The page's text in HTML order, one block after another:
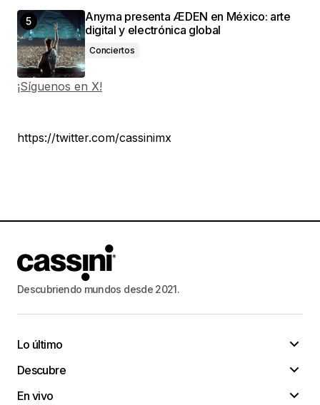
Anyma presenta ÆDEN en México: arte
digital y electrónica global
Conciertos
¡Síguenos en X!
https://twitter.com/cassinimx
Descubriendo mundos desde 2021.
Lo último
Descubre
En vivo